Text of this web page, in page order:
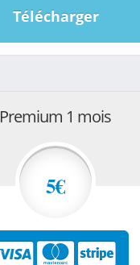
Télécharger
Premium 1 mois
5€